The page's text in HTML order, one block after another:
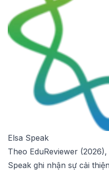
Elsa Speak
Theo EduReviewer
Speak ghi nhận sự cải